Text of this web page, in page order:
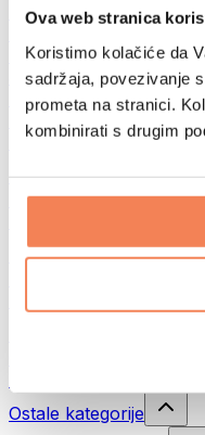
Ova web stranica
Koristimo kolačiće da
sadržaja, povezivanje
prometa na stranici.
kombinirati s drugim
Trčanje
Biciklizam
Joga i pilates
Kupanje hladnom
Plivanje
Planinarenje
Biohacking
Terapija crvenim
Eko kućanstvo
Ostale kategorije